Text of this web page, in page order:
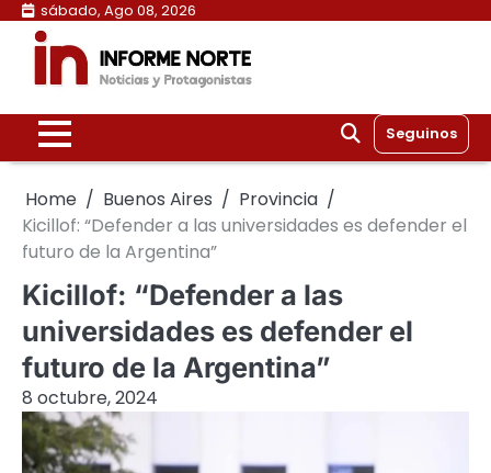
Skip
content
sábado, Ago 08, 2026
Seguinos
Home Buenos Aires
Provincia
Kicillof: “Defender a las universidades es defender el
futuro de la Argentina”
Kicillof: “Defender a las
universidades es defender el
futuro de la Argentina”
8 octubre, 2024